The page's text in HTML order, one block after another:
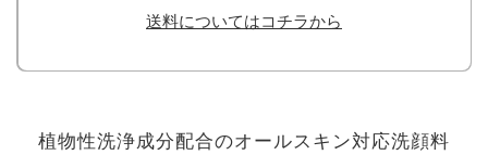
送料についてはコチラから
植物性洗浄成分配合のオールスキン対応洗顔料